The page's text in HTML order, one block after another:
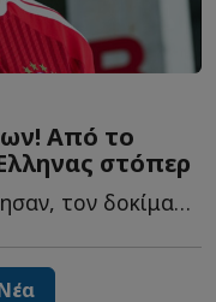
Από το
στόπερ
Οι Γερμανοί τον παρακολούθησαν, τον δοκίμασαν δύο φορές κ...